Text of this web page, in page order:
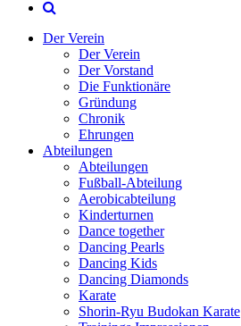
Der Verein
Der Verein
Der Vorstand
Die Funktionäre
Gründung
Chronik
Ehrungen
Abteilungen
Abteilungen
Fußball-Abteilung
Aerobicabteilung
Kinderturnen
Dance together
Dancing Pearls
Dancing Kids
Dancing Diamonds
Karate
Shorin-Ryu Budokan Karate